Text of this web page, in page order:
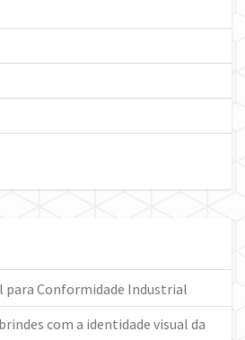
para Conformidade Industrial
com a identidade visual da